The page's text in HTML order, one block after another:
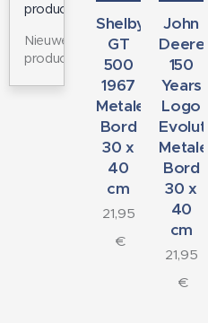
producten
Nieuwe
producten
Shelby
GT
500
1967
Metalen
Bord
30 x
40
cm
21,95
€
John
Deere
150
Years
Logo
Metalen
Bord
30 x
40
cm
21,95
€